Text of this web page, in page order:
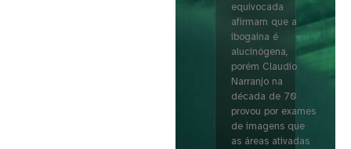
equivocada
afirmam que a
ibogaina é
alucinógena,
porém Claudio
Narranjo na
década de 70
provou por exames
de imagens que
as áreas ativadas